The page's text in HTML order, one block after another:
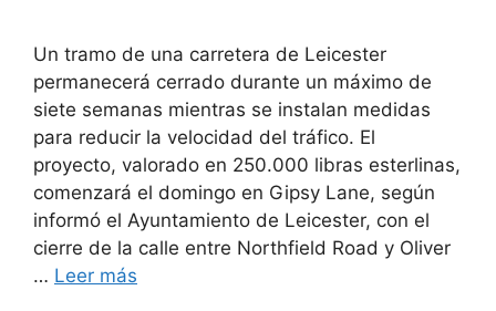
Un tramo de una carretera de Leicester
permanecerá cerrado durante un máximo de
siete semanas mientras se instalan medidas
para reducir la velocidad del tráfico. El
proyecto, valorado en 250.000 libras esterlinas,
comenzará el domingo en Gipsy Lane, según
informó el Ayuntamiento de Leicester, con el
cierre de la calle entre Northfield Road y Oliver
… Leer más